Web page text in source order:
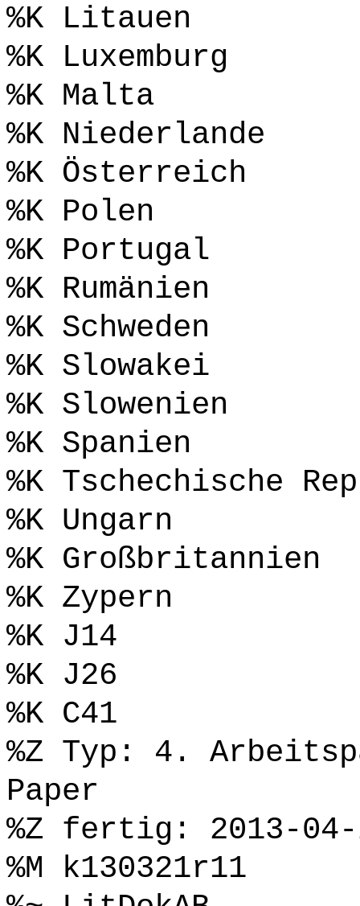
%K Litauen
%K Luxemburg
%K Malta
%K Niederlande
%K Österreich
%K Polen
%K Portugal
%K Rumänien
%K Schweden
%K Slowakei
%K Slowenien
%K Spanien
%K Tschechische
%K Ungarn
%K Großbritannien
%K Zypern
%K J14
%K J26
%K C41
%Z Typ: 4.
Paper
%Z fertig: 2013-04-
%M k130321r11